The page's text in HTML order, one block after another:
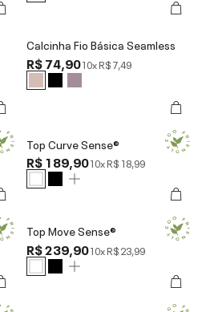
Calcinha Fio Básica Seamless
R$ 74,9010xR$ 7,49
Top Curve Sense®
R$ 189,9010xR$ 18,99
Top Move Sense®
R$ 239,9010xR$ 23,99